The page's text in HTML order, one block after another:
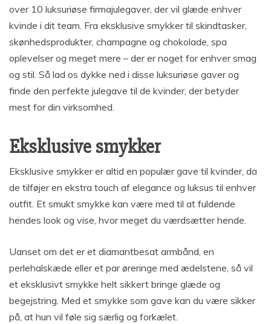
over 10 luksuriøse firmajulegaver, der vil glæde enhver
kvinde i dit team. Fra eksklusive smykker til skindtasker,
skønhedsprodukter, champagne og chokolade, spa
oplevelser og meget mere – der er noget for enhver smag
og stil. Så lad os dykke ned i disse luksuriøse gaver og
finde den perfekte julegave til de kvinder, der betyder
mest for din virksomhed.
Eksklusive smykker
Eksklusive smykker er altid en populær gave til kvinder, da
de tilføjer en ekstra touch af elegance og luksus til enhver
outfit. Et smukt smykke kan være med til at fuldende
hendes look og vise, hvor meget du værdsætter hende.
Uanset om det er et diamantbesat armbånd, en
perlehalskæde eller et par øreringe med ædelstene, så vil
et eksklusivt smykke helt sikkert bringe glæde og
begejstring. Med et smykke som gave kan du være sikker
på, at hun vil føle sig særlig og forkælet.